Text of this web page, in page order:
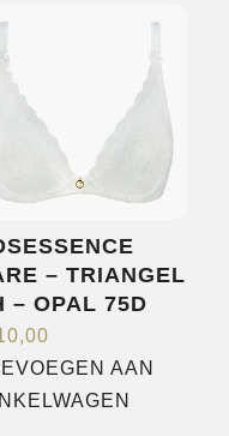
– TRIANGEL
– OPAL 75D
AAN